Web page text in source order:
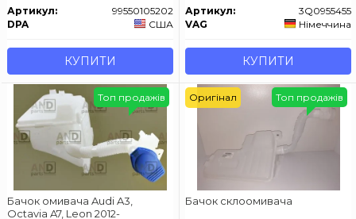
Артикул:
99550105202
DPA
США
КУПИТИ
Артикул:
3Q0955455
VAG
Німеччина
КУПИТИ
Бачок омивача Audi A3,
Octavia A7, Leon 2012-
Топ продажів
Бачок склоомивача
Топ продажів
Оригінал